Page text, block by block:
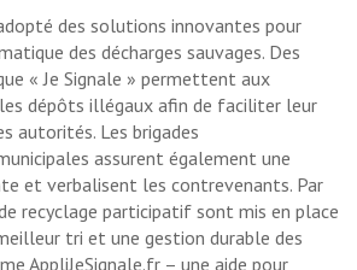
des solutions innovantes pour
des décharges sauvages. Des
« Je Signale » permettent aux
dépôts illégaux afin de faciliter leur
autorités. Les brigades
assurent également une
et verbalisent les contrevenants. Par
recyclage participatif sont mis en place
tri et une gestion durable des
AppliJeSignale.fr – une aide pour